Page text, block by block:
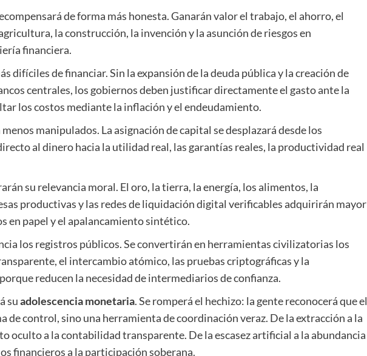
de forma más honesta. Ganarán valor el trabajo, el ahorro, el
la construcción, la invención y la asunción de riesgos en
financiera.
difíciles de financiar. Sin la expansión de la deuda pública y la creación de
centrales, los gobiernos deben justificar directamente el gasto ante la
los costos mediante la inflación y el endeudamiento.
manipulados. La asignación de capital se desplazará desde los
al dinero hacia la utilidad real, las garantías reales, la productividad real
su relevancia moral. El oro, la tierra, la energía, los alimentos, la
productivas y las redes de liquidación digital verificables adquirirán mayor
en papel y el apalancamiento sintético.
los registros públicos. Se convertirán en herramientas civilizatorias los
el intercambio atómico, las pruebas criptográficas y la
reducen la necesidad de intermediarios de confianza.
suadolescencia monetaria. Se romperá el hechizo: la gente reconocerá que el
de control, sino una herramienta de coordinación veraz. De la extracción a la
oculto a la contabilidad transparente. De la escasez artificial a la abundancia
financieros a la participación soberana.